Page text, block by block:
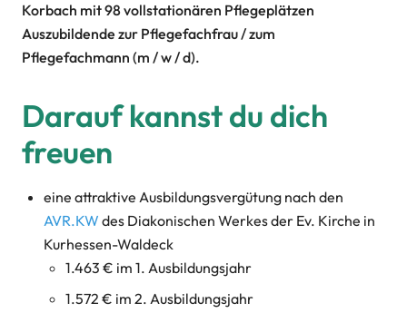
Korbach mit 98 vollstationären Pflegeplätzen
Auszubildende zur Pflegefachfrau / zum
Pflegefachmann (m / w / d).
Darauf kannst du dich
freuen
eine attraktive Ausbildungsvergütung nach den
AVR.KW des Diakonischen Werkes der Ev. Kirche in
Kurhessen-Waldeck
1.463 € im 1. Ausbildungsjahr
1.572 € im 2. Ausbildungsjahr